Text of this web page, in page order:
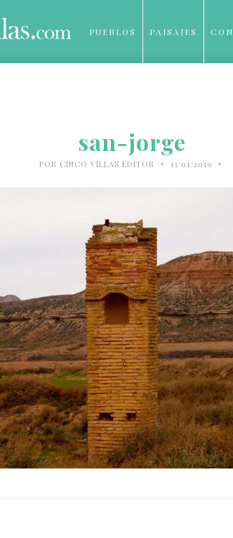
PUEBLOS PAISAJES
san-jorge
POR CINCO VILLAS EDITOR • 13/01/2019 •